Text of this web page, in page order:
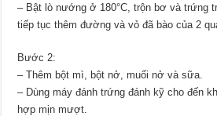
– Bật lò nướng ở 180°C, trộn bơ và trứng
tiếp tục thêm đường và vỏ đã bào của 2
Bước 2:
– Thêm bột mì, bột nở, muối nở và sữa.
– Dùng máy đánh trứng đánh kỹ cho đến
hợp mịn mượt.